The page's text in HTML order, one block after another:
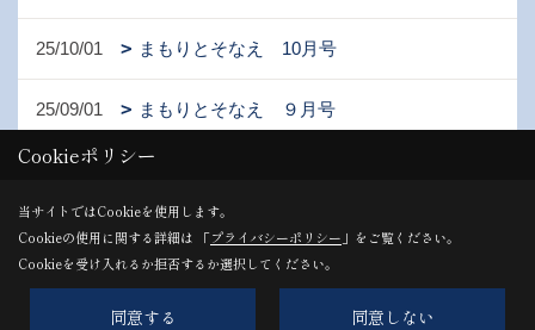
25/10/01 まもりとそなえ 10月号
25/09/01 まもりとそなえ ９月号
1ページ （全24ページ中）
1 2 3 4 5 6
Cookieポリシー
当サイトではCookieを使用します。
Cookieの使用に関する詳細は 「プライバシーポリシー 」をご覧ください。
Cookieを受け入れるか拒否するか選択してください。
同意する 同意しない